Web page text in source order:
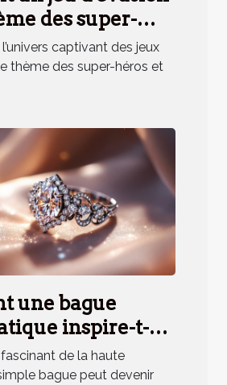
des super-
la cohésion
captivant des jeux
thème des super-héros et
une bague
inspire-t-
unique ?
fascinant de la haute
bague peut devenir